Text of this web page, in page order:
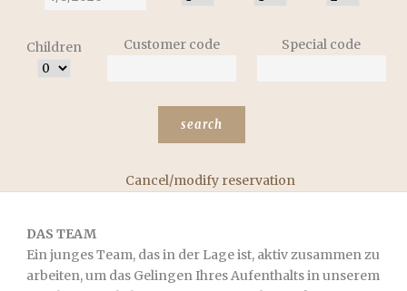
Children Customer code Special code
Cancel/modify reservation
DAS TEAM
Ein junges Team, das in der Lage ist, aktiv zusammen zu
arbeiten, um das Gelingen Ihres Aufenthalts in unserem